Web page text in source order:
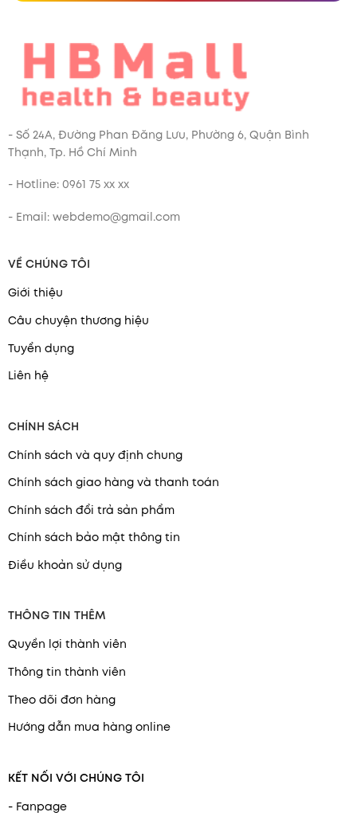
- Số 24A, Đường Phan Đăng Lưu, Phường 6, Quận Bình
Thạnh, Tp. Hồ Chí Minh
- Hotline: 0961 75 xx xx
- Email: webdemo@gmail.com
VỀ CHÚNG TÔI
Giới thiệu
Câu chuyện thương hiệu
Tuyển dụng
Liên hệ
CHÍNH SÁCH
Chính sách và quy định chung
Chính sách giao hàng và thanh toán
Chính sách đổi trả sản phẩm
Chính sách bảo mật thông tin
Điều khoản sử dụng
THÔNG TIN THÊM
Quyền lợi thành viên
Thông tin thành viên
Theo dõi đơn hàng
Hướng dẫn mua hàng online
KẾT NỐI VỚI CHÚNG TÔI
- Fanpage